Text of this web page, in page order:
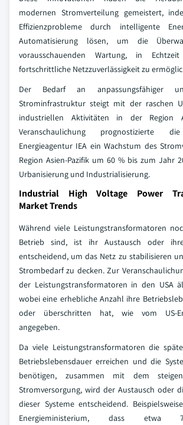
modernen Stromverteilung gemeistert,
Effizienzprobleme durch intelligente
Automatisierung lösen, um die
vorausschauenden Wartung, in
fortschrittliche Netzzuverlässigkeit zu
Der Bedarf an anpassungsfähiger
Strominfrastruktur steigt mit der raschen
industriellen Aktivitäten in der Region
Veranschaulichung prognostizierte
Energieagentur IEA ein Wachstum des
Region Asien-Pazifik um 60 % bis zum Jahr
Urbanisierung und Industrialisierung.
Industrial High Voltage Power
Market Trends
Während viele Leistungstransformatoren
Betrieb sind, ist ihr Austausch oder ihre
entscheidend, um das Netz zu stabilisieren
Strombedarf zu decken. Zur
der Leistungstransformatoren in den USA
wobei eine erhebliche Anzahl ihre
oder überschritten hat, wie vom US-
angegeben.
Da viele Leistungstransformatoren die
Betriebslebensdauer erreichen und die
benötigen, zusammen mit dem
Stromversorgung, wird der Austausch oder
dieser Systeme entscheidend.
Energieministerium, dass